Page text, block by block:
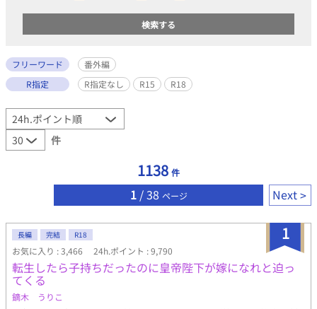
フリーワード
番外編
R指定
R指定なし R15 R18
件
1138 件
1/ 38 ページ Next
1
長編 完結 R18
お気に入り : 3,466 24h.ポイント : 9,790
転生したら子持ちだったのに皇帝陛下が嫁になれと迫っ
てくる
鏑木 うりこ